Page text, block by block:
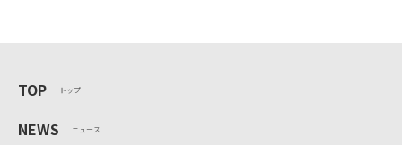
TOP トップ
NEWS ニュース